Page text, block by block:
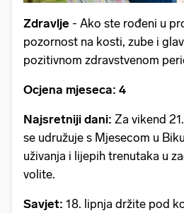
Zdravlje - Ako ste rođeni u
pozornost na kosti, zube i
pozitivnom zdravstvenom
Ocjena mjeseca: 4
Najsretniji dani: Za vikend
se udružuje s Mjesecom u
uživanja i lijepih trenutaka u
volite.
Savjet: 18. lipnja držite pod